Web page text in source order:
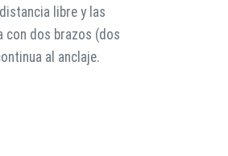
libre y las
con dos brazos (dos
al anclaje.